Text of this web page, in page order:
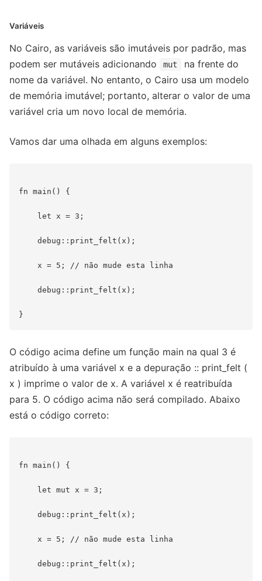
Variáveis
No Cairo, as variáveis são imutáveis por padrão, mas
podem ser mutáveis adicionando
mut
na frente do
nome da variável. No entanto, o Cairo usa um modelo
de memória imutável; portanto, alterar o valor de uma
variável cria um novo local de memória.
Vamos dar uma olhada em alguns exemplos:
fn main() {
let x = 3;
debug::print_felt(x);
x = 5; // não mude esta linha
debug::print_felt(x);
O código acima define um função main na qual 3 é
atribuído à uma variável x e a depuração :: print_felt (
x ) imprime o valor de x. A variável x é reatribuída
para 5. O código acima não será compilado. Abaixo
está o código correto:
fn main() {
let mut x = 3;
debug::print_felt(x);
x = 5; // não mude esta linha
debug::print_felt(x);